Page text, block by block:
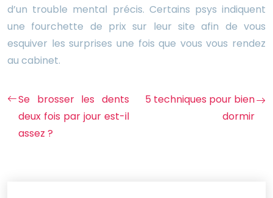
d’un trouble mental précis. Certains psys indiquent
une fourchette de prix sur leur site afin de vous
esquiver les surprises une fois que vous vous rendez
au cabinet.
Se brosser les dents
deux fois par jour est-il
assez ?
5 techniques pour bien
dormir